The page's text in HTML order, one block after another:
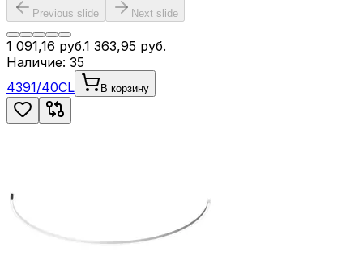
Previous slide Next slide
1 091,16 руб.1 363,95 руб.
Наличие: 35
4391/40CL
В корзину